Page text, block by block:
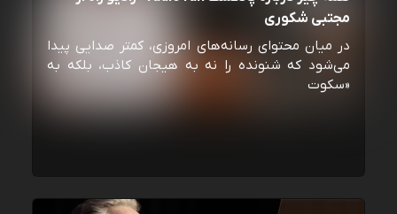
مجتبی شکوری
در میان محتوای رسانه‌های امروزی، کمتر صدایی پیدا
می‌شود که شنونده را نه به هیجان کاذب، بلکه به
«سکوت